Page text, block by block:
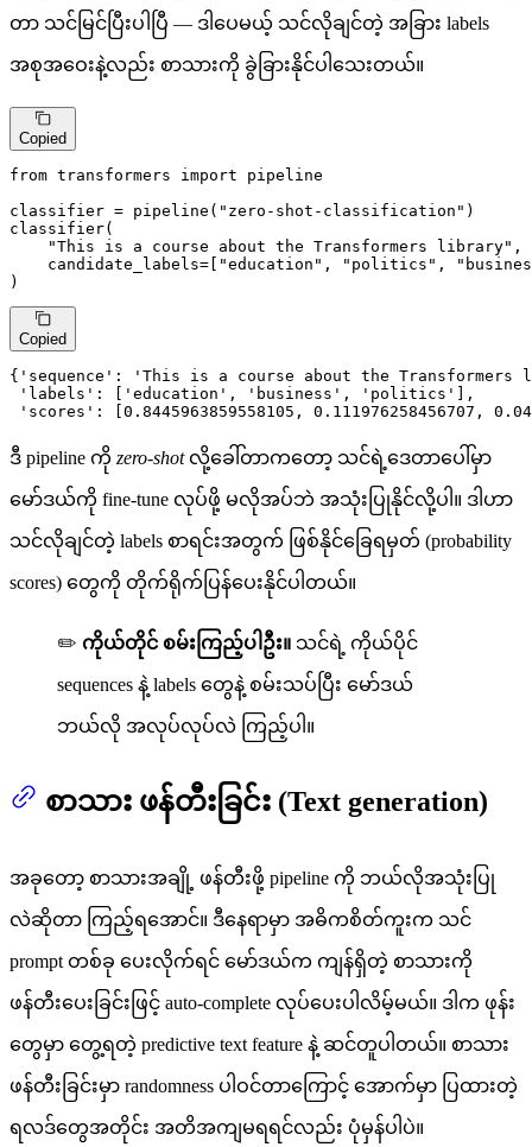
တာ သင်မြင်ပြီးပါပြီ — ဒါပေမယ့် သင်လိုချင်တဲ့ အခြား labels
အစုအဝေးနဲ့လည်း စာသားကို ခွဲခြားနိုင်ပါသေးတယ်။
Copied
from transformers import pipeline
classifier = pipeline( "zero-shot-classification" )
classifier(
"This is a course about the Transformers library" ,
    candidate_labels=[
"education" , "politics" ,
)
Copied
{ 'sequence' :
'This is a course about the
'labels' : [ 'education' , 'business' , 'politics'
],
'scores' : [ 0.8445963859558105 , 0.111976258456707 ,
ဒီ pipeline ကို zero-shotလို့ခေါ်တာကတော့ သင်ရဲ့ဒေတာပေါ်မှာ
မော်ဒယ်ကို fine-tune လုပ်ဖို့ မလိုအပ်ဘဲ အသုံးပြုနိုင်လို့ပါ။ ဒါဟာ
သင်လိုချင်တဲ့ labels စာရင်းအတွက် ဖြစ်နိုင်ခြေရမှတ် (probability
scores) တွေကို တိုက်ရိုက်ပြန်ပေးနိုင်ပါတယ်။
✏️ ကိုယ်တိုင် စမ်းကြည့်ပါဦး။ သင်ရဲ့ ကိုယ်ပိုင်
sequences နဲ့ labels တွေနဲ့ စမ်းသပ်ပြီး မော်ဒယ်
ဘယ်လို အလုပ်လုပ်လဲ ကြည့်ပါ။
စာသား ဖန်တီးခြင်း (Text generation)
အခုတော့ စာသားအချို့ ဖန်တီးဖို့ pipeline ကို ဘယ်လိုအသုံးပြု
လဲဆိုတာ ကြည့်ရအောင်။ ဒီနေရာမှာ အဓိကစိတ်ကူးက သင်
prompt တစ်ခု ပေးလိုက်ရင် မော်ဒယ်က ကျန်ရှိတဲ့ စာသားကို
ဖန်တီးပေးခြင်းဖြင့် auto-complete လုပ်ပေးပါလိမ့်မယ်။ ဒါက ဖုန်း
တွေမှာ တွေ့ရတဲ့ predictive text feature နဲ့ ဆင်တူပါတယ်။ စာသား
ဖန်တီးခြင်းမှာ randomness ပါဝင်တာကြောင့် အောက်မှာ ပြထားတဲ့
ရလဒ်တွေအတိုင်း အတိအကျမရရင်လည်း ပုံမှန်ပါပဲ။